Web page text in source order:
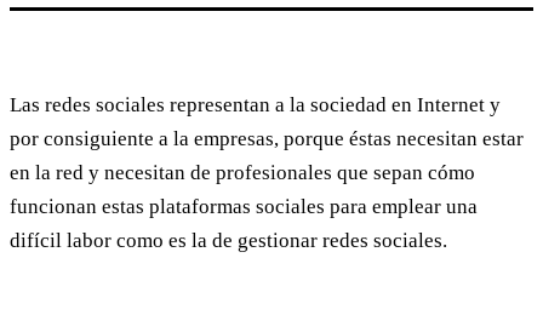
Las redes sociales representan a la sociedad en Internet y
por consiguiente a la empresas, porque éstas necesitan estar
en la red y necesitan de profesionales que sepan cómo
funcionan estas plataformas sociales para emplear una
difícil labor como es la de gestionar redes sociales.